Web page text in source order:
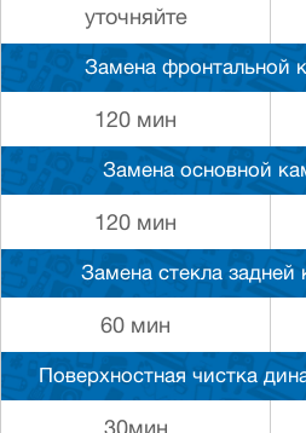
уточняйте
Замена фронтальной
120 мин
Замена основной
120 мин
Замена стекла задней
60 мин
Поверхностная чистка